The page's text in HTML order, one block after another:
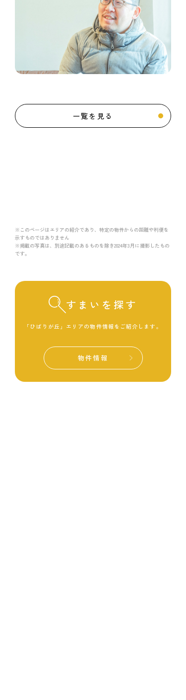
一覧を見る
※このページはエリアの紹介であり、特定の物件からの距離や利便を
示すものではありません
※掲載の写真は、別途記載のあるものを除き2024年3月に撮影したもの
です。
すまいを探す
「ひばりが丘」エリアの物件情報をご紹介します。
物件情報